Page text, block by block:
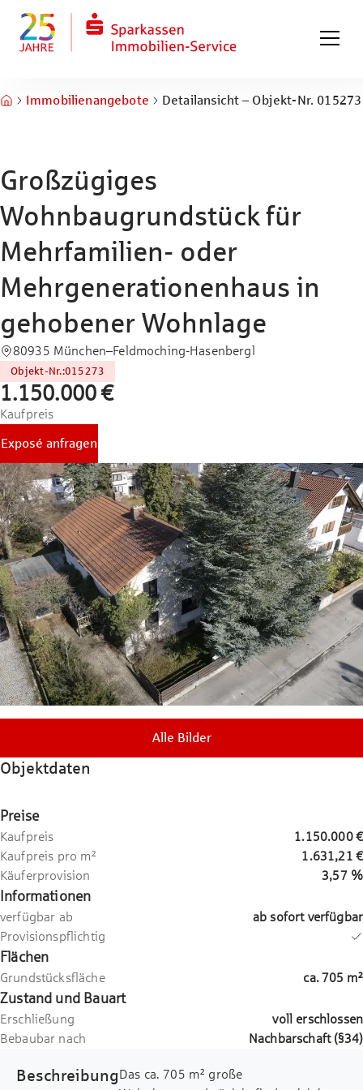
Zum Fuß springen
Immobilienangebote Detailansicht – Objekt-Nr. 015273
Großzügiges
Wohnbaugrundstück für
Mehrfamilien- oder
Mehrgenerationenhaus in
gehobener Wohnlage
80935 München–Feldmoching-Hasenbergl
Objekt-Nr.:015273
1.150.000 €
Kaufpreis
Exposé anfragen
Alle Bilder
Objektdaten
Preise
Kaufpreis
1.150.000 €
Kaufpreis pro m²
1.631,21 €
Käuferprovision
3,57 %
Informationen
verfügbar ab
ab sofort verfügbar
Provisionspflichtig
Flächen
Grundstücksfläche ca.705 m²
Zustand und Bauart
Erschließung
voll erschlossen
Bebaubar nach
Nachbarschaft (§34)
BeschreibungDas ca. 705 m² große